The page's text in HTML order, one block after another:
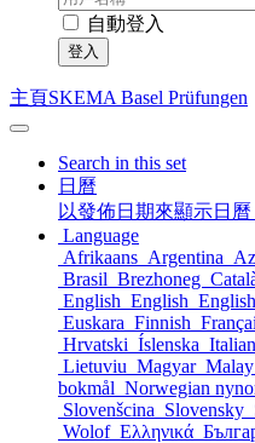
自動登入
登入
主頁SKEMA Basel Prüfungen
Search in this set
日曆
以發佈日期來顯示日曆
Language
Afrikaans Argentina
Brasil Brezhoneg
English English English
Euskara Finnish
Hrvatski Íslenska
Lietuviu Magyar Malay
bokmål Norwegian
Slovenšcina Slovensky
Wolof Ελληνικά